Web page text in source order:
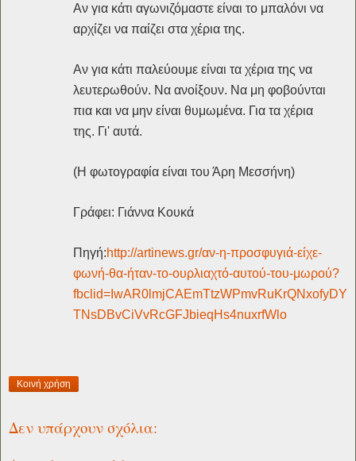
Αν για κάτι αγωνιζόμαστε είναι το μπαλόνι να
αρχίζει να παίζει στα χέρια της.
Αν για κάτι παλεύουμε είναι τα χέρια της να
λευτερωθούν. Να ανοίξουν. Να μη φοβούνται
πια και να μην είναι θυμωμένα. Για τα χέρια
της. Γι' αυτά.
(Η φωτογραφία είναι του Άρη Μεσσήνη)
Γράφει: Γιάννα Κουκά
Πηγή:http://artinews.gr/αν-η-προσφυγιά-είχε-
φωνή-θα-ήταν-το-ουρλιαχτό-αυτού-του-μωρού?
fbclid=IwAR0lmjCAEmTtzWPmvRuKrQNxofyDY
TNsDBvCiVvRcGFJbieqHs4nuxrfWlo
Κοινή χρήση
Δεν υπάρχουν σχόλια: